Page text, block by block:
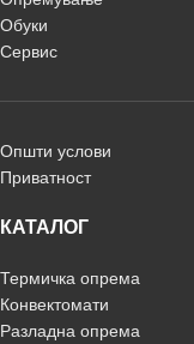
Обуки
Сервис
Општи услови
Приватност
КАТАЛОГ
Термичка опрема
Конвектомати
Разладна опрема